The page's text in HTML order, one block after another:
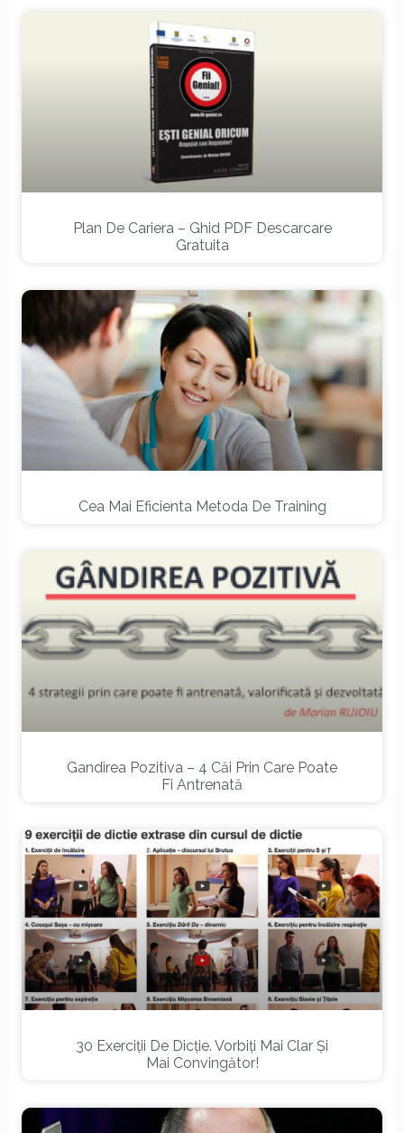
Plan De Cariera – Ghid PDF Descarcare
Gratuita
Cea Mai Eficienta Metoda De Training
Gandirea Pozitiva – 4 Căi Prin Care Poate
Fi Antrenată
30 Exerciții De Dicție. Vorbiți Mai Clar Și
Mai Convingător!